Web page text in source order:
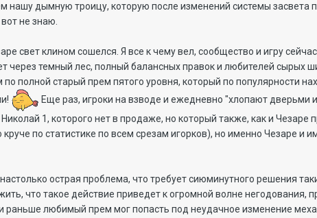
нашу дымную троицу, которую после изменений системы засвета
не знаю.
свет клином сошелся. Я все к чему вел, сообщество и игру
через темный лес, полный балансных правок и любителей сырых
полной старый прем пятого уровня, который по популярности
Еще раз, игроки на взводе и ежедневно "хлопают дверьми
1, которого нет в продаже, но который также, как и Чезаре
по статистике по всем срезам игорков), но именно Чезаре и
острая проблема, что требует сиюминутного решения
что такое действие приведет к огромной волне негодования,
раньше любимый прем мог попасть под неудачное изменение